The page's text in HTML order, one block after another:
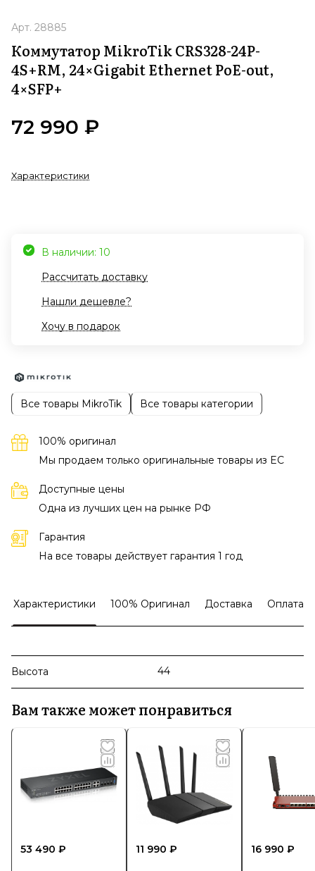
Арт. 28885
Коммутатор MikroTik CRS328-24P-
4S+RM, 24×Gigabit Ethernet PoE-out,
4×SFP+
72 990 ₽
Характеристики
В наличии: 10
Рассчитать доставку
Нашли дешевле?
Хочу в подарок
Все товары MikroTik Все товары категории
100% оригинал
Мы продаем только оригинальные товары из EC
Доступные цены
Одна из лучших цен на рынке РФ
Гарантия
На все товары действует гарантия 1 год
Характеристики 100% Оригинал Доставка Оплата
Высота 44
Вам также может понравиться
53 490 ₽ 11 990 ₽ 16 990 ₽